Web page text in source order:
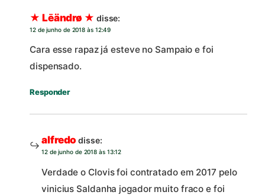
★ Lēändrø ★ disse:
12 de junho de 2018 às 12:49
Cara esse rapaz já esteve no Sampaio e foi
dispensado.
Responder
alfredo disse:
12 de junho de 2018 às 13:12
Verdade o Clovis foi contratado em 2017 pelo
vinicius Saldanha jogador muito fraco e foi